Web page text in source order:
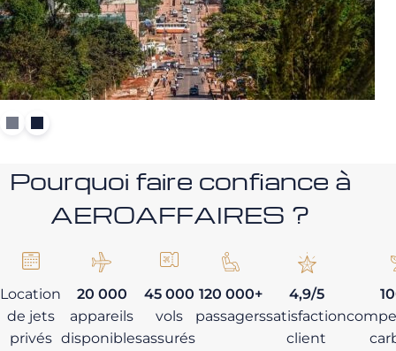
Pourquoi faire confiance à
AEROAFFAIRES ?
Location
de jets
privés
20 000
appareils
disponibles
45 000
vols
assurés
120 000+
passagers
4,9/5
satisfaction
client